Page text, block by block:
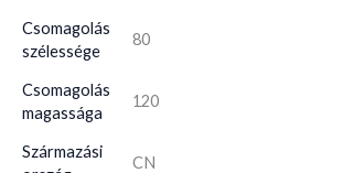
Csomagolás
szélessége
80
Csomagolás
magassága
120
Származási
CN